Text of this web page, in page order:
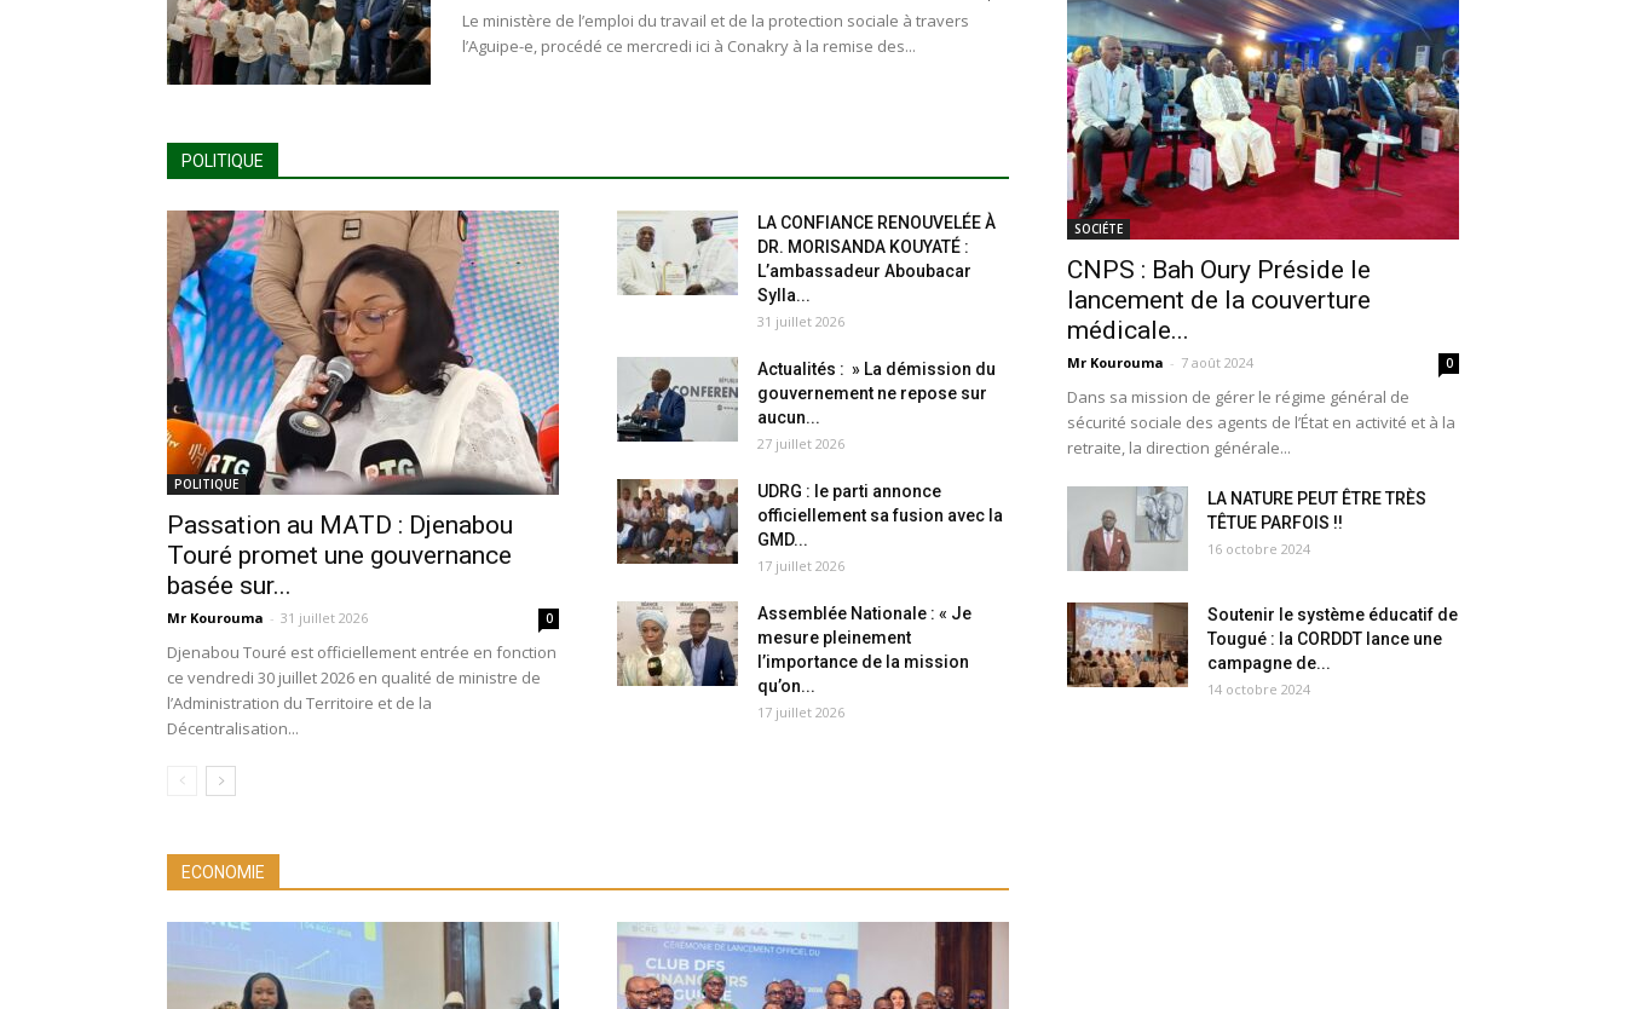
Le ministère de l’emploi du travail et de la protection sociale à travers
l’Aguipe-e, procédé ce mercredi ici à Conakry à la remise des...
POLITIQUE
POLITIQUE
Passation au MATD : Djenabou
Touré promet une gouvernance
basée sur...
Mr Kourouma - 31 juillet 2026 0
Djenabou Touré est officiellement entrée en fonction
ce vendredi 30 juillet 2026 en qualité de ministre de
l’Administration du Territoire et de la
Décentralisation...
LA CONFIANCE RENOUVELÉE À
DR. MORISANDA KOUYATÉ :
L’ambassadeur Aboubacar
Sylla...
31 juillet 2026
Actualités : » La démission du
gouvernement ne repose sur
aucun...
27 juillet 2026
UDRG : le parti annonce
officiellement sa fusion avec la
GMD...
17 juillet 2026
Assemblée Nationale : « Je
mesure pleinement
l’importance de la mission
qu’on...
17 juillet 2026
ECONOMIE
SOCIÉTE
CNPS : Bah Oury Préside le
lancement de la couverture
médicale...
Mr Kourouma - 7 août 2024 0
Dans sa mission de gérer le régime général de
sécurité sociale des agents de l’État en activité et à la
retraite, la direction générale...
LA NATURE PEUT ÊTRE TRÈS
TÊTUE PARFOIS !!
16 octobre 2024
Soutenir le système éducatif de
Tougué : la CORDDT lance une
campagne de...
14 octobre 2024